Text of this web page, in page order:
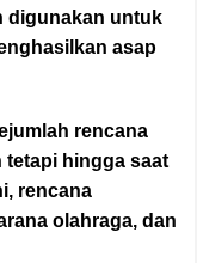
digunakan untuk
asap
rencana
hingga saat
rencana
olahraga, dan